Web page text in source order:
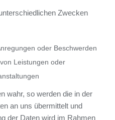
Zwecken
oder Beschwerden
Leistungen oder
wahr, so werden die in der
an uns übermittelt und
der Daten wird im Rahmen